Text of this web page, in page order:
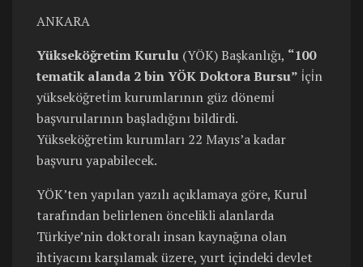
ANKARA
Yükseköğretim Kurulu (YÖK) Başkanlığı, “100
tematik alanda 2 bin YÖK Doktora Bursu” i̇çi̇n
yükseköğreti̇m kurumlarının güz dönemi̇
başvurularının başladığını bildirdi.
Yükseköğretim kurumları 22 Mayıs’a kadar
başvuru yapabilecek.
YÖK’ten yapılan yazılı açıklamaya göre, Kurul
tarafından belirlenen öncelikli alanlarda
Türkiye’nin doktoralı insan kaynağına olan
ihtiyacını karşılamak üzere, yurt içindeki devlet